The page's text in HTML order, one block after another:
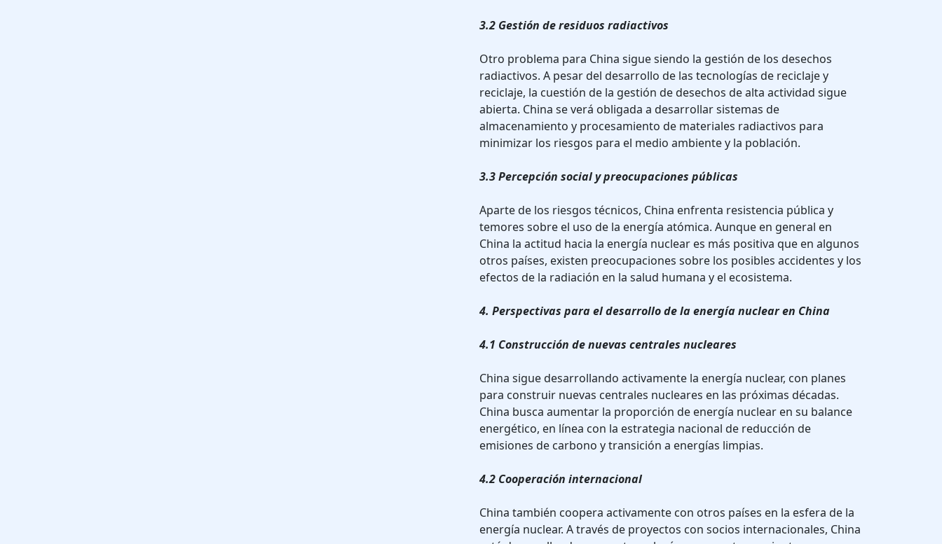
3.2 Gestión de residuos radiactivos
Otro problema para China sigue siendo la gestión de los desechos
radiactivos. A pesar del desarrollo de las tecnologías de reciclaje y
reciclaje, la cuestión de la gestión de desechos de alta actividad sigue
abierta. China se verá obligada a desarrollar sistemas de
almacenamiento y procesamiento de materiales radiactivos para
minimizar los riesgos para el medio ambiente y la población.
3.3 Percepción social y preocupaciones públicas
Aparte de los riesgos técnicos, China enfrenta resistencia pública y
temores sobre el uso de la energía atómica. Aunque en general en
China la actitud hacia la energía nuclear es más positiva que en algunos
otros países, existen preocupaciones sobre los posibles accidentes y los
efectos de la radiación en la salud humana y el ecosistema.
4. Perspectivas para el desarrollo de la energía nuclear en China
4.1 Construcción de nuevas centrales nucleares
China sigue desarrollando activamente la energía nuclear, con planes
para construir nuevas centrales nucleares en las próximas décadas.
China busca aumentar la proporción de energía nuclear en su balance
energético, en línea con la estrategia nacional de reducción de
emisiones de carbono y transición a energías limpias.
4.2 Cooperación internacional
China también coopera activamente con otros países en la esfera de la
energía nuclear. A través de proyectos con socios internacionales, China